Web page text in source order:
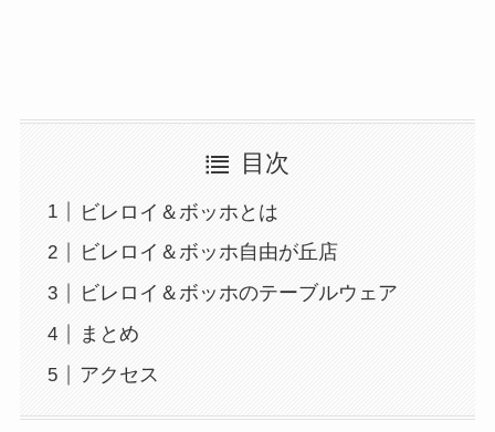
目次
ビレロイ＆ボッホとは
ビレロイ＆ボッホ自由が丘店
ビレロイ＆ボッホのテーブルウェア
まとめ
アクセス